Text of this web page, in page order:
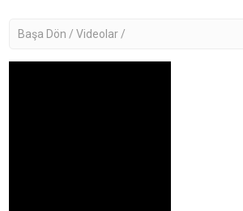
Başa Dön /Videolar /